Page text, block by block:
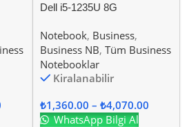
Dell i5-1235U 8G
Notebook, Business,
Business NB, Tüm Business
Notebooklar
Kiralanabilir
₺1,360.00 – ₺4,070.00
WhatsApp Bilgi Al